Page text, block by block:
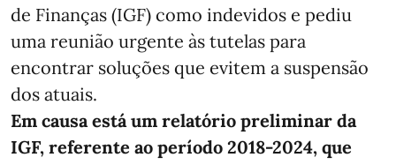
de Finanças (IGF) como indevidos e pediu
uma reunião urgente às tutelas para
encontrar soluções que evitem a suspensão
dos atuais.
Em causa está um relatório preliminar da
IGF, referente ao período 2018-2024, que